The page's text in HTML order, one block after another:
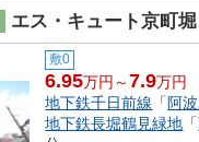
エス・キュート京町堀
敷0
6.95万円～7.9万円
地下鉄千日前線 「 阿
地下鉄長堀鶴見緑地 「